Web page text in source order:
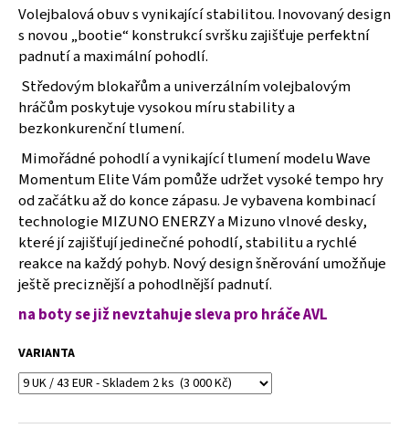
Volejbalová obuv s vynikající stabilitou. Inovovaný design
s novou „bootie“ konstrukcí svršku zajišťuje perfektní
padnutí a maximální pohodlí.
Středovým blokařům a univerzálním volejbalovým
hráčům poskytuje vysokou míru stability a
bezkonkurenční tlumení.
Mimořádné pohodlí a vynikající tlumení modelu Wave
Momentum Elite Vám pomůže udržet vysoké tempo hry
od začátku až do konce zápasu. Je vybavena kombinací
technologie MIZUNO ENERZY a Mizuno vlnové desky,
které jí zajišťují jedinečné pohodlí, stabilitu a rychlé
reakce na každý pohyb. Nový design šněrování umožňuje
ještě preciznější a pohodlnější padnutí.
na boty se již nevztahuje sleva pro hráče AVL
VARIANTA
D
o
p
o
u
č
u
j
e
m
e
WAVE
ELITE
-